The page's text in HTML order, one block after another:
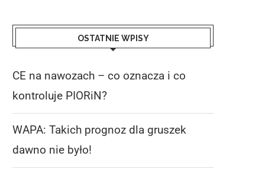
OSTATNIE WPISY
CE na nawozach – co oznacza i co
kontroluje PIORiN?
WAPA: Takich prognoz dla gruszek
dawno nie było!